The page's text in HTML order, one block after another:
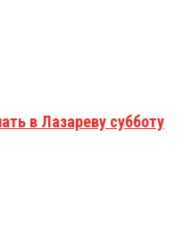
в Лазареву субботу